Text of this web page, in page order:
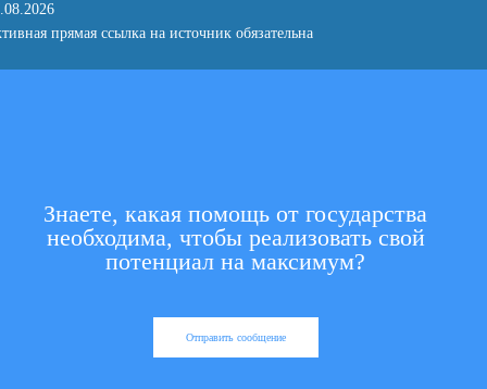
прямая ссылка на источник обязательна
Знаете, какая помощь от государства
необходима, чтобы реализовать свой
потенциал на максимум?
Отправить сообщение